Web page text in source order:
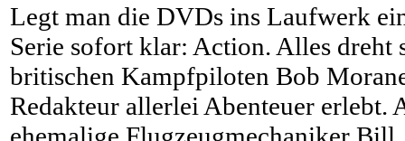
Legt man die DVDs ins Laufwerk
Serie sofort klar: Action. Alles dreht
britischen Kampfpiloten Bob
Redakteur allerlei Abenteuer erlebt.